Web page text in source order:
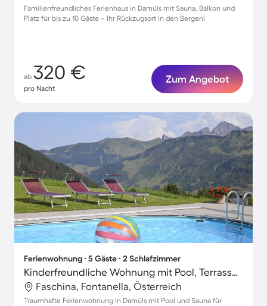
Familienfreundliches Ferienhaus in Damüls mit Sauna, Balkon und
Platz für bis zu 10 Gäste – Ihr Rückzugsort in den Bergen!
ab 320 €
pro Nacht
Zum Angebot
Ferienwohnung ∙ 5 Gäste ∙ 2 Schlafzimmer
Kinderfreundliche Wohnung mit Pool, Terrasse und Sauna | Bergblick | Skifahren in der Nähe | Haustierfreundlich
Faschina, Fontanella, Österreich
Traumhafte Ferienwohnung in Damüls mit Pool und Sauna für